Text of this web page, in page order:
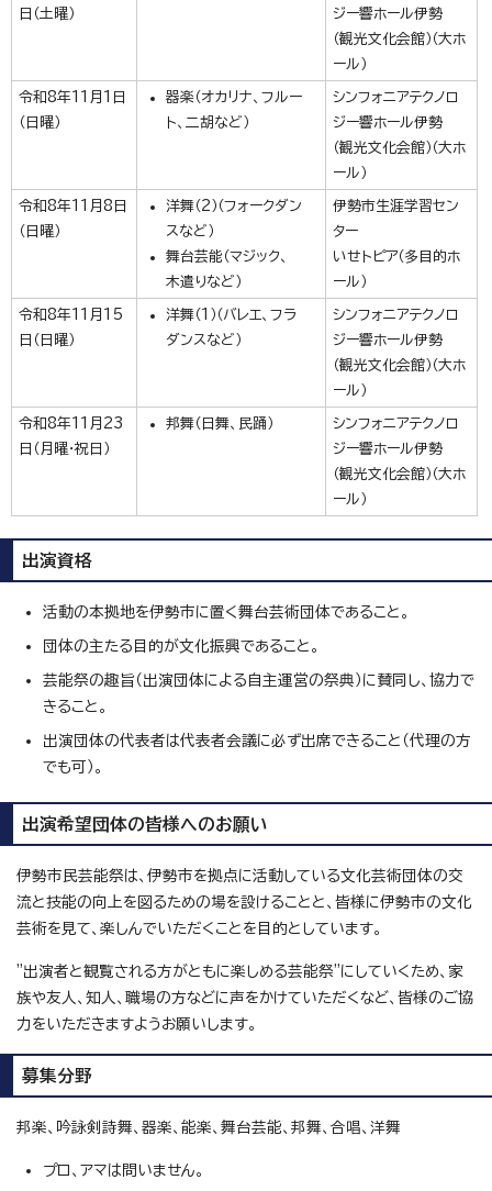
日（土曜）
ジー響ホール伊勢
（観光文化会館）（大ホ
ール）
令和8年11月1日
（日曜）
器楽（オカリナ、フルー
ト、二胡など）
シンフォニアテクノロ
ジー響ホール伊勢
（観光文化会館）（大ホ
ール）
令和8年11月8日
（日曜）
洋舞（2）（フォークダン
スなど）
舞台芸能（マジック、
木遣りなど）
伊勢市生涯学習セン
ター
いせトピア（多目的ホ
ール）
令和8年11月15
日（日曜）
洋舞（1）（バレエ、フラ
ダンスなど）
シンフォニアテクノロ
ジー響ホール伊勢
（観光文化会館）（大ホ
ール）
令和8年11月23
日（月曜・祝日）
邦舞（日舞、民踊）
シンフォニアテクノロ
ジー響ホール伊勢
（観光文化会館）（大ホ
ール）
出演資格
活動の本拠地を伊勢市に置く舞台芸術団体であること。
団体の主たる目的が文化振興であること。
芸能祭の趣旨（出演団体による自主運営の祭典）に賛同し、協力で
きること。
出演団体の代表者は代表者会議に必ず出席できること（代理の方
でも可）。
出演希望団体の皆様へのお願い
伊勢市民芸能祭は、伊勢市を拠点に活動している文化芸術団体の交
流と技能の向上を図るための場を設けることと、皆様に伊勢市の文化
芸術を見て、楽しんでいただくことを目的としています。
"出演者と観覧される方がともに楽しめる芸能祭"にしていくため、家
族や友人、知人、職場の方などに声をかけていただくなど、皆様のご協
力をいただきますようお願いします。
募集分野
邦楽、吟詠剣詩舞、器楽、能楽、舞台芸能、邦舞、合唱、洋舞
プロ、アマは問いません。